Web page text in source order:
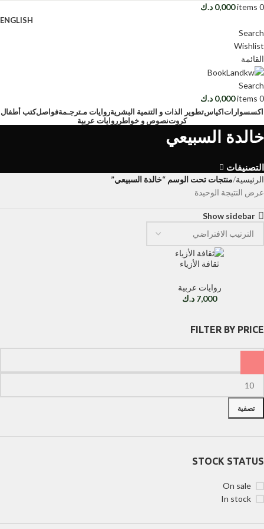
0
items
0,000 د.ك
ENGLISH
Search
Wishlist
القائمة
Search
0
items
0,000 د.ك
اكسسواراتاكياستطوير الذات و التنمية البشريةروايات مـترجـمةفواصلكتب أطفال
كروتنصوص و خواطر روايات عربية
خالدة السبيعي
التصنيفات
FILTER BY PRICE
تصفية
STOCK STATUS
On sale
In stock
الرئيسية منتجات تحت الوسم “خالدة السبيعي”
عرض النتيجة الوحيدة
Show sidebar
ثقافة الأزياء
روايات عربية
7,000 د.ك